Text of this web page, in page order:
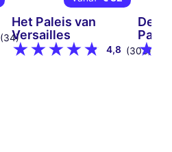
(34)
Het Paleis van
Versailles
4,8 (303)
De
Parijs